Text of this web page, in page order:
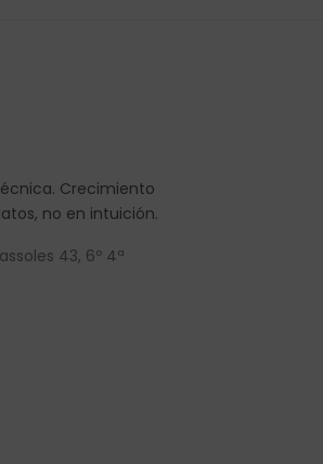
Crecimiento
no en intuición.
43, 6º 4ª